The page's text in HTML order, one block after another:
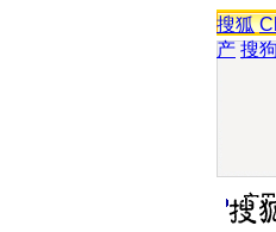
搜狐
产 搜狗
实